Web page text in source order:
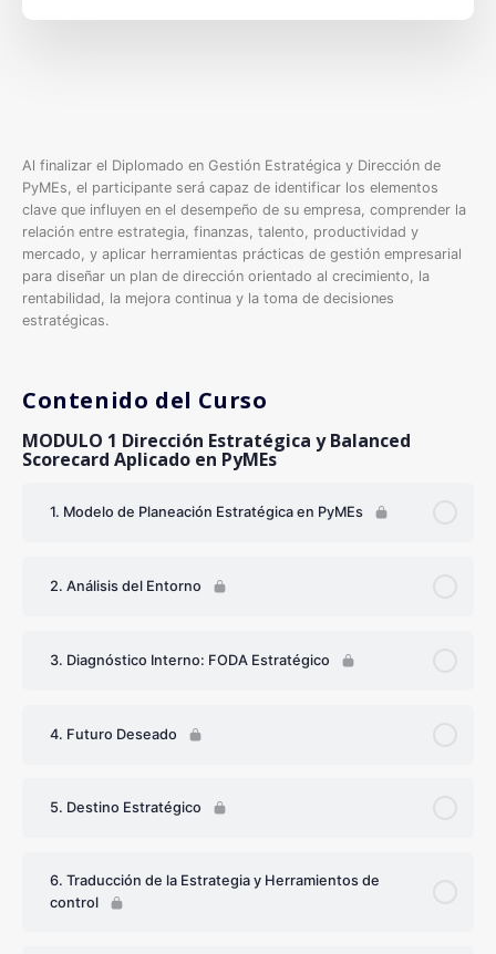
Al finalizar el Diplomado en Gestión Estratégica y Dirección de
PyMEs, el participante será capaz de identificar los elementos
clave que influyen en el desempeño de su empresa, comprender la
relación entre estrategia, finanzas, talento, productividad y
mercado, y aplicar herramientas prácticas de gestión empresarial
para diseñar un plan de dirección orientado al crecimiento, la
rentabilidad, la mejora continua y la toma de decisiones
estratégicas.
Contenido del Curso
MODULO 1 Dirección Estratégica y Balanced
Scorecard Aplicado en PyMEs
1. Modelo de Planeación Estratégica en PyMEs
2. Análisis del Entorno
3. Diagnóstico Interno: FODA Estratégico
4. Futuro Deseado
5. Destino Estratégico
6. Traducción de la Estrategia y Herramientos de
control